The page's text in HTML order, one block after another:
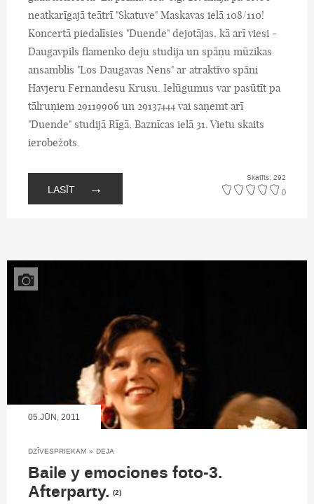
neatkarīgajā teātrī "Skatuve" Maskavas ielā 108/110!
Koncertā piedalīsies "Duende" dejotājas, kā arī viesi -
Daugavpils flamenko deju studija un spāņu mūzikas
ansamblis "Los Daugavas Nens" ar atraktīvo spāni
Havjeru Fernandesu Krusu. Ielūgumus var pasūtīt pa
tālruņiem 29119906 un 29137444 vai saņemt arī
"Duende" studijā Rīgā, Baznīcas ielā 31. Vietu skaits
ierobežots.
LASĪT →
Skatīts: 292
()
05.JŪN, 2011
DZĪVESPRIEKAM » DEJA
Baile y emociones foto-3.
Afterparty. (2)